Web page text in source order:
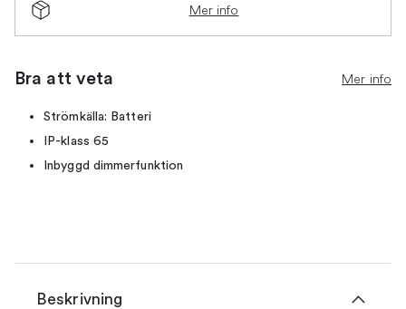
Mer info
Bra att veta Mer info
Strömkälla: Batteri
IP-klass 65
Inbyggd dimmerfunktion
Beskrivning